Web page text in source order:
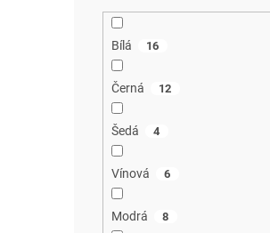
Bílá 16
Černá 12
Šedá 4
Vínová 6
Modrá 8